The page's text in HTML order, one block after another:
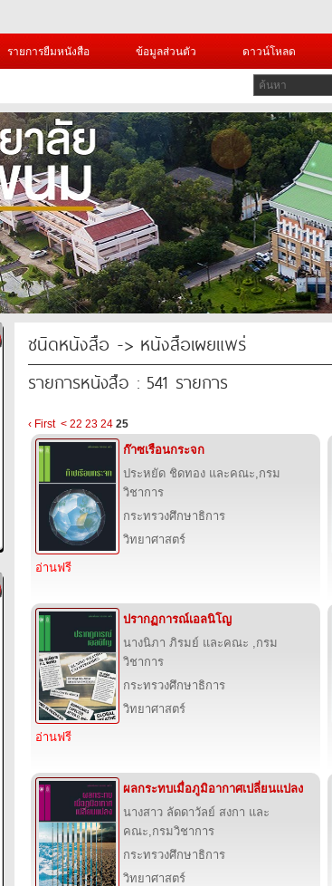
รายการยืมหนังสือ ข้อมูลส่วนตัว ดาวน์โหลด
ชนิดหนังสือ -> หนังสือเผยแพร่
รายการหนังสือ : 541 รายการ
‹ First < 22 23 24 25
ก๊าซเรือนกระจก
ประหยัด ชิดทอง และคณะ,กรม
วิชาการ
กระทรวงศึกษาธิการ
วิทยาศาสตร์
อ่านฟรี
ปรากฏการณ์เอลนิโญ
นางนิภา ภิรมย์ และคณะ ,กรม
วิชาการ
กระทรวงศึกษาธิการ
วิทยาศาสตร์
อ่านฟรี
ผลกระทบเมื่อภูมิอากาศเปลี่ยนแปลง
นางสาว ลัดดาวัลย์ สงกา และ
คณะ,กรมวิชาการ
กระทรวงศึกษาธิการ
วิทยาศาสตร์